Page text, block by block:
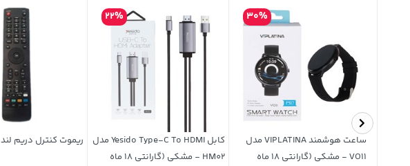
ساعت هوشمند VIPLATINA مدل
VO11 - مشکی (گارانتی 18 ماه
30%
کابل Yesido Type-C To HDMI مدل
HM02 - مشکی (گارانتی 18 ماه
22%
ریموت کنترل دریم لند